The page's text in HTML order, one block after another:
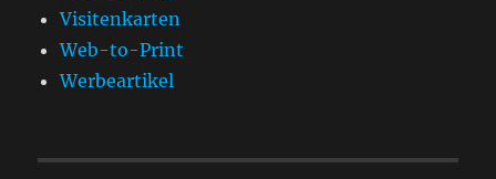
Visitenkarten
Web-to-Print
Werbeartikel